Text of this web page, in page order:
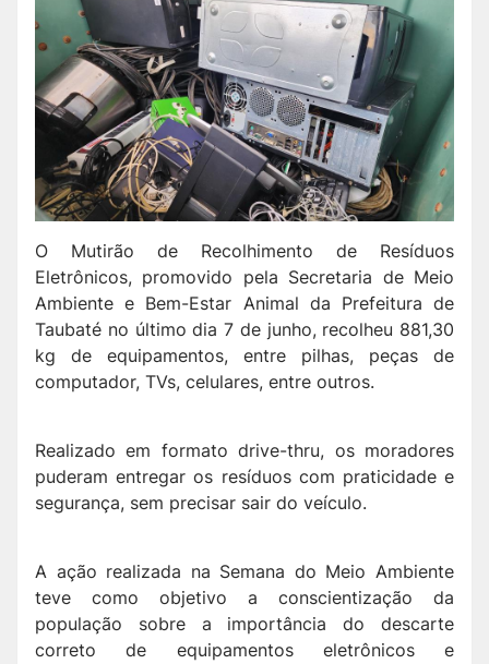
O Mutirão de Recolhimento de Resíduos
Eletrônicos, promovido pela Secretaria de Meio
Ambiente e Bem-Estar Animal da Prefeitura de
Taubaté no último dia 7 de junho, recolheu 881,30
kg de equipamentos, entre pilhas, peças de
computador, TVs, celulares, entre outros.
Realizado em formato drive-thru, os moradores
puderam entregar os resíduos com praticidade e
segurança, sem precisar sair do veículo.
A ação realizada na Semana do Meio Ambiente
teve como objetivo a conscientização da
população sobre a importância do descarte
correto de equipamentos eletrônicos e